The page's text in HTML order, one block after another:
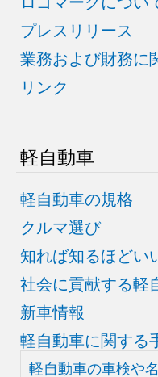
プレスリリース
業務および財務に
リンク
軽自動車
軽自動車の規格
クルマ選び
知れば知るほどい
社会に貢献する軽
新車情報
軽自動車に関する
軽自動車の車検や